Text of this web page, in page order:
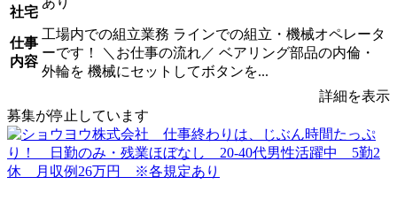
社宅
仕事
内容
工場内での組立業務 ラインでの組立・機械オペレータ
ーです！ ＼お仕事の流れ／ ベアリング部品の内倫・
外輪を 機械にセットしてボタンを...
詳細を表示
募集が停止しています